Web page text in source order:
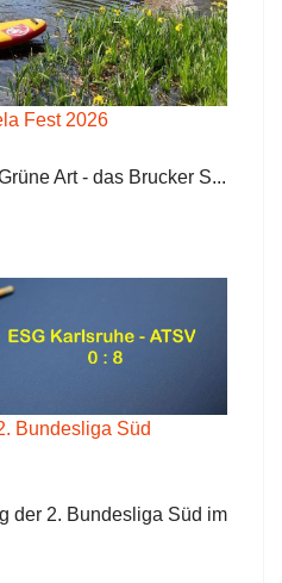
Fest 2026
Art - das Brucker S...
Bundesliga Süd
der 2. Bundesliga Süd im